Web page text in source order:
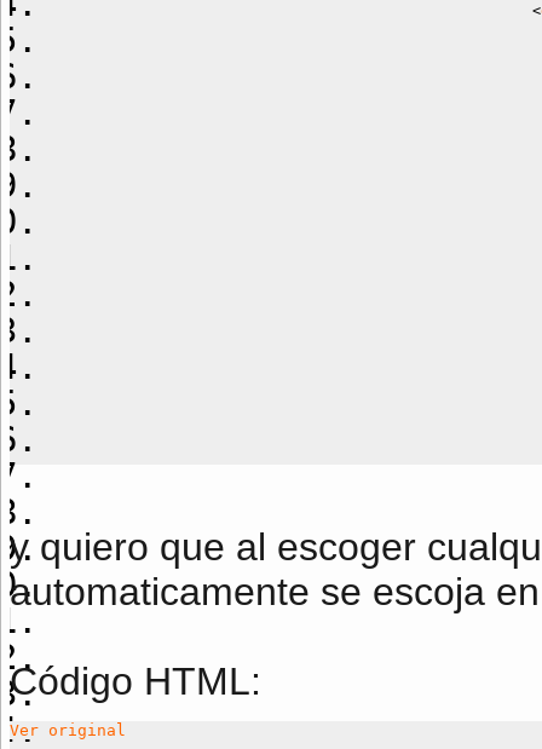
<
y quiero que al escoger
automaticamente se escoja
Código HTML:
Ver original